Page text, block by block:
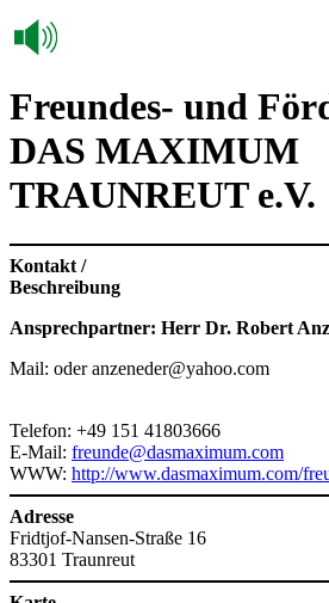
Freundes- und
DAS MAXIMUM
TRAUNREUT e.V.
Kontakt /
Beschreibung
Ansprechpartner: Herr Dr. Robert
Mail: oder anzeneder@yahoo.com
Telefon: +49 151 41803666
E-Mail: freunde@dasmaximum.com
WWW: http://www.dasmaximum.com/
Adresse
Fridtjof-Nansen-Straße 16
83301 Traunreut